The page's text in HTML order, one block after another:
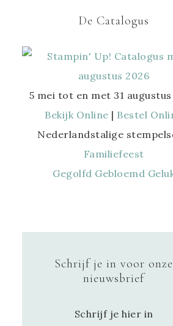
De Catalogus
5 mei tot en met 31
Bekijk Online | Bestel
Nederlandstalige
Familiefeest
Gegolfd Gebloemd
Schrijf je in voor onze
nieuwsbrief
Schrijf je hier in